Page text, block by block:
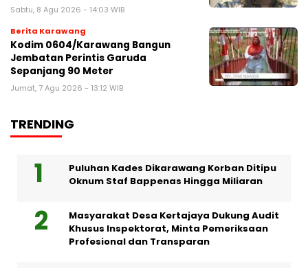
Sabtu, 8 Agu 2026 - 14:03 WIB
Berita Karawang
Kodim 0604/Karawang Bangun
Jembatan Perintis Garuda
Sepanjang 90 Meter
Jumat, 7 Agu 2026 - 13:12 WIB
TRENDING
Puluhan Kades Dikarawang Korban Ditipu
Oknum Staf Bappenas Hingga Miliaran
Masyarakat Desa Kertajaya Dukung Audit
Khusus Inspektorat, Minta Pemeriksaan
Profesional dan Transparan